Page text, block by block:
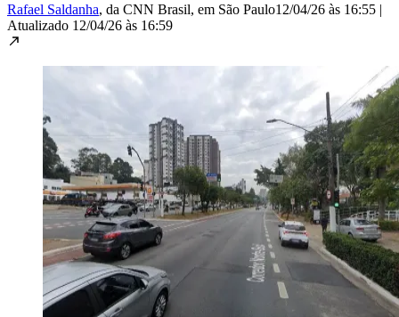
Rafael Saldanha, da CNN Brasil, em São Paulo12/04/26 às 16:55 |
Atualizado 12/04/26 às 16:59